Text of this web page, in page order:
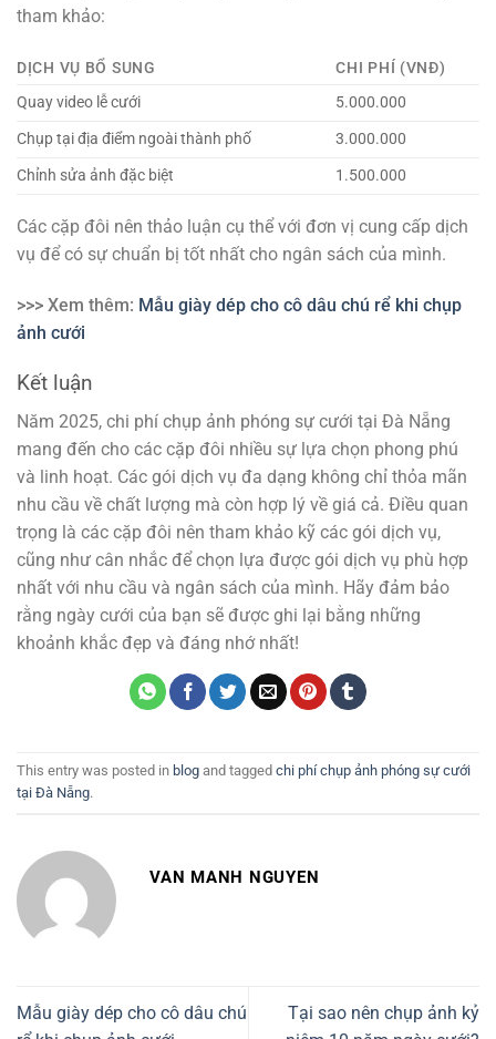
tham khảo:
DỊCH VỤ BỔ SUNG
CHI PHÍ (VNĐ)
Quay video lễ cưới
5.000.000
Chụp tại địa điểm ngoài thành phố
3.000.000
Chỉnh sửa ảnh đặc biệt
1.500.000
Các cặp đôi nên thảo luận cụ thể với đơn vị cung cấp dịch
vụ để có sự chuẩn bị tốt nhất cho ngân sách của mình.
>>> Xem thêm: Mẫu giày dép cho cô dâu chú rể khi chụp
ảnh cưới
Kết luận
Năm 2025, chi phí chụp ảnh phóng sự cưới tại Đà Nẵng
mang đến cho các cặp đôi nhiều sự lựa chọn phong phú
và linh hoạt. Các gói dịch vụ đa dạng không chỉ thỏa mãn
nhu cầu về chất lượng mà còn hợp lý về giá cả. Điều quan
trọng là các cặp đôi nên tham khảo kỹ các gói dịch vụ,
cũng như cân nhắc để chọn lựa được gói dịch vụ phù hợp
nhất với nhu cầu và ngân sách của mình. Hãy đảm bảo
rằng ngày cưới của bạn sẽ được ghi lại bằng những
khoảnh khắc đẹp và đáng nhớ nhất!
This entry was posted in blog and tagged chi phí chụp ảnh phóng sự cưới
tại Đà Nẵng.
VAN MANH NGUYEN
Mẫu giày dép cho cô dâu chú
Tại sao nên chụp ảnh kỷ